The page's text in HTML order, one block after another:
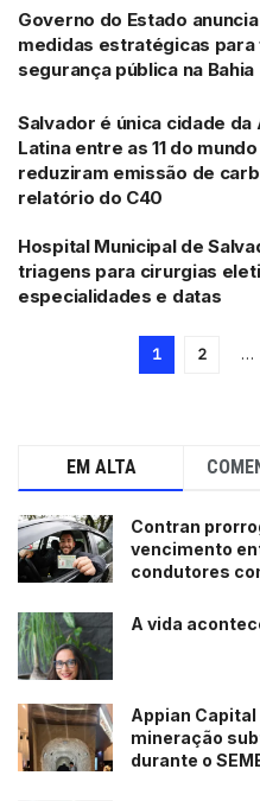
Governo do Estado
medidas estratégicas
segurança pública na Bahia
Salvador é única cidade da
Latina entre as 11 do
reduziram emissão de
relatório do C40
Hospital Municipal de
triagens para cirurgias
especialidades e datas
1 2 …
EM ALTA
Contran
vencimento
condutores
A vida
Appian
mineração
durante o